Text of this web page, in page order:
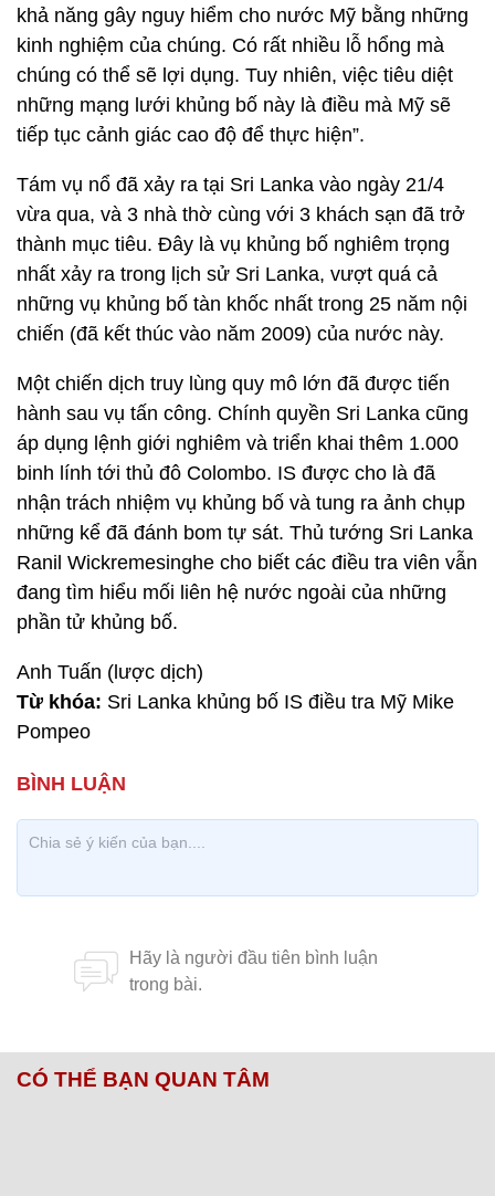
khả năng gây nguy hiểm cho nước Mỹ bằng những
kinh nghiệm của chúng. Có rất nhiều lỗ hổng mà
chúng có thể sẽ lợi dụng. Tuy nhiên, việc tiêu diệt
những mạng lưới khủng bố này là điều mà Mỹ sẽ
tiếp tục cảnh giác cao độ để thực hiện”.
Tám vụ nổ đã xảy ra tại Sri Lanka vào ngày 21/4
vừa qua, và 3 nhà thờ cùng với 3 khách sạn đã trở
thành mục tiêu. Đây là vụ khủng bố nghiêm trọng
nhất xảy ra trong lịch sử Sri Lanka, vượt quá cả
những vụ khủng bố tàn khốc nhất trong 25 năm nội
chiến (đã kết thúc vào năm 2009) của nước này.
Một chiến dịch truy lùng quy mô lớn đã được tiến
hành sau vụ tấn công. Chính quyền Sri Lanka cũng
áp dụng lệnh giới nghiêm và triển khai thêm 1.000
binh lính tới thủ đô Colombo. IS được cho là đã
nhận trách nhiệm vụ khủng bố và tung ra ảnh chụp
những kể đã đánh bom tự sát. Thủ tướng Sri Lanka
Ranil Wickremesinghe cho biết các điều tra viên vẫn
đang tìm hiểu mối liên hệ nước ngoài của những
phần tử khủng bố.
Anh Tuấn (lược dịch)
Từ khóa: Sri Lanka khủng bố IS điều tra Mỹ Mike
Pompeo
CÓ THỂ BẠN QUAN TÂM